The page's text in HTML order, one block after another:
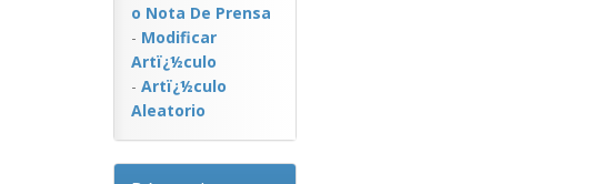
o Nota De Prensa
- Modificar
Artï¿½culo
- Artï¿½culo
Aleatorio